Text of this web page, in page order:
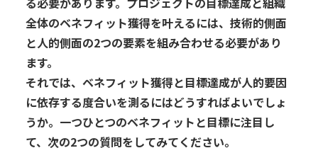
全体のベネフィット獲得を叶えるには、技術的側面
と人的側面の2つの要素を組み合わせる必要があり
ます。
それでは、ベネフィット獲得と目標達成が人的要因
に依存する度合いを測るにはどうすればよいでしょ
うか。一つひとつのベネフィットと目標に注目し
て、次の2つの質問をしてみてください。